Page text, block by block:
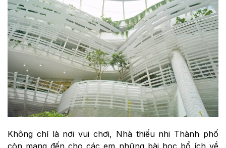
Không chỉ là nơi vui chơi, Nhà thiếu nhi Thành phố
còn mang đến cho các em những bài học bổ ích về